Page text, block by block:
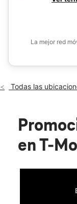
10:00
La mejor red
Todas las
en T-